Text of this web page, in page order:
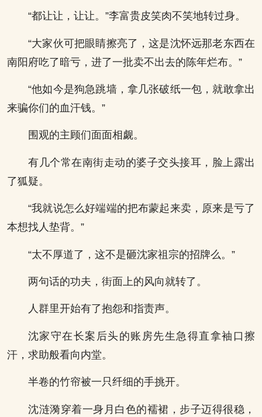
“都让让，让让。”李富贵皮笑肉不笑地转过身。
“大家伙可把眼睛擦亮了，这是沈怀远那老东西在
南阳府吃了暗亏，进了一批卖不出去的陈年烂布。”
“他如今是狗急跳墙，拿几张破纸一包，就敢拿出
来骗你们的血汗钱。”
围观的主顾们面面相觑。
有几个常在南街走动的婆子交头接耳，脸上露出
了狐疑。
“我就说怎么好端端的把布蒙起来卖，原来是亏了
本想找人垫背。”
“太不厚道了，这不是砸沈家祖宗的招牌么。”
两句话的功夫，街面上的风向就转了。
人群里开始有了抱怨和指责声。
沈家守在长案后头的账房先生急得直拿袖口擦
汗，求助般看向内堂。
半卷的竹帘被一只纤细的手挑开。
沈涟漪穿着一身月白色的襦裙，步子迈得很稳，